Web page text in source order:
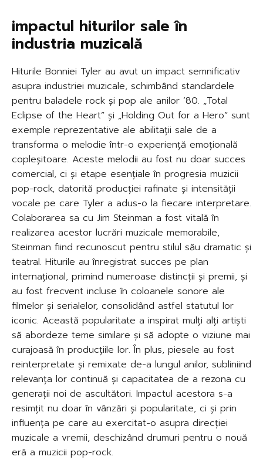
impactul hiturilor sale în
industria muzicală
Hiturile Bonniei Tyler au avut un impact semnificativ
asupra industriei muzicale, schimbând standardele
pentru baladele rock și pop ale anilor ’80. „Total
Eclipse of the Heart” și „Holding Out for a Hero” sunt
exemple reprezentative ale abilitații sale de a
transforma o melodie într-o experiență emoțională
copleșitoare. Aceste melodii au fost nu doar succes
comercial, ci și etape esențiale în progresia muzicii
pop-rock, datorită producției rafinate și intensității
vocale pe care Tyler a adus-o la fiecare interpretare.
Colaborarea sa cu Jim Steinman a fost vitală în
realizarea acestor lucrări muzicale memorabile,
Steinman fiind recunoscut pentru stilul său dramatic și
teatral. Hiturile au înregistrat succes pe plan
internațional, primind numeroase distincții și premii, și
au fost frecvent incluse în coloanele sonore ale
filmelor și serialelor, consolidând astfel statutul lor
iconic. Această popularitate a inspirat mulți alți artiști
să abordeze teme similare și să adopte o viziune mai
curajoasă în producțiile lor. În plus, piesele au fost
reinterpretate și remixate de-a lungul anilor, subliniind
relevanța lor continuă și capacitatea de a rezona cu
generații noi de ascultători. Impactul acestora s-a
resimțit nu doar în vânzări și popularitate, ci și prin
influența pe care au exercitat-o asupra direcției
muzicale a vremii, deschizând drumuri pentru o nouă
eră a muzicii pop-rock.